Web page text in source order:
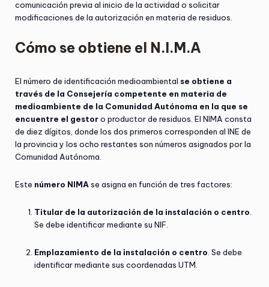
comunicación previa al inicio de la actividad o solicitar
modificaciones de la autorización en materia de residuos.
Cómo se obtiene el N.I.M.A
El número de identificación medioambiental se obtiene a
través de la Consejería competente en materia de
medioambiente de la Comunidad Autónoma en la que se
encuentre el gestoro productor de residuos. El NIMA consta
de diez dígitos, donde los dos primeros corresponden al INE de
la provincia y los ocho restantes son números asignados por la
Comunidad Autónoma.
Este número NIMA se asigna en función de tres factores:
Titular de la autorización de la instalación o centro
Se debe identificar mediante su NIF.
Emplazamiento de la instalación o centro . Se debe
identificar mediante sus coordenadas UTM.